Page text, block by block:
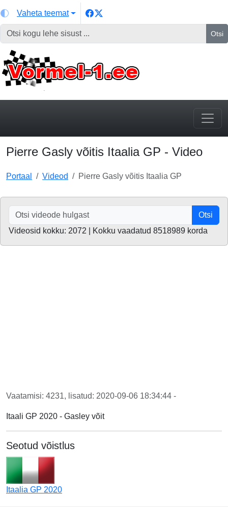
Vaheta teemat
Otsi
Pierre Gasly võitis Itaalia GP - Video
Portaal Videod Pierre Gasly võitis Itaalia GP
Otsi
Videosid kokku: 2072 | Kokku vaadatud 8518989 korda
Vaatamisi: 4231, lisatud: 2020-09-06 18:34:44 -
Itaali GP 2020 - Gasley võit
Seotud võistlus
Itaalia GP 2020